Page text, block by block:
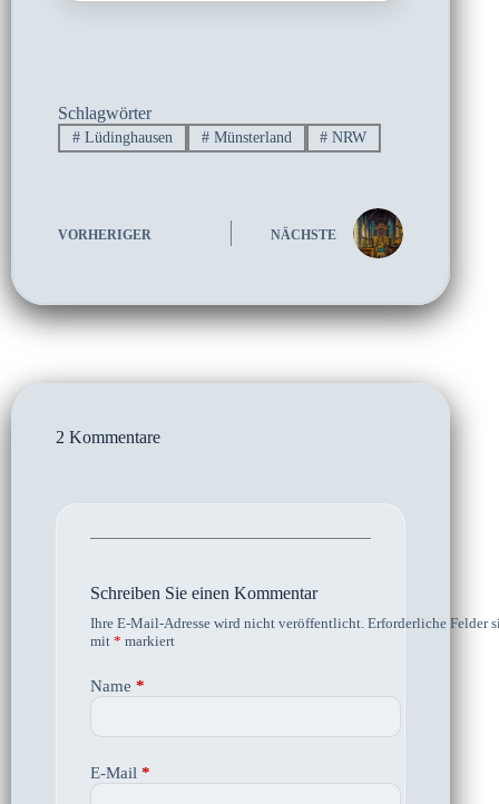
Schlagwörter
#Lüdinghausen #Münsterland # NRW
VORHERIGER NÄCHSTE
2 Kommentare
Schreiben Sie einen Kommentar
Ihre E-Mail-Adresse wird nicht veröffentlicht. Erforderliche Felder
mit * markiert
Name *
E-Mail *